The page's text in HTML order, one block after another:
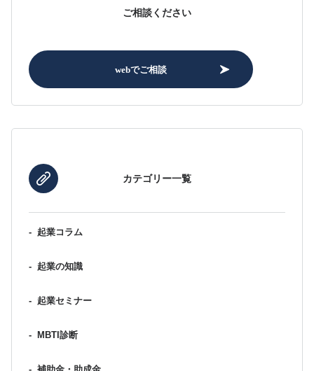
ご相談ください
webでご相談
カテゴリー一覧
- 起業コラム
- 起業の知識
- 起業セミナー
- MBTI診断